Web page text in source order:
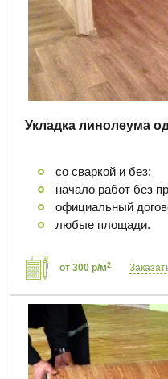
Укладка линолеума
со сваркой и без;
начало работ без
официальный
любые площади.
от 300 р/м2